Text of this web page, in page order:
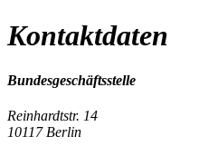
Kontaktdaten
Bundesgeschäftsstelle
Reinhardtstr. 14
10117 Berlin